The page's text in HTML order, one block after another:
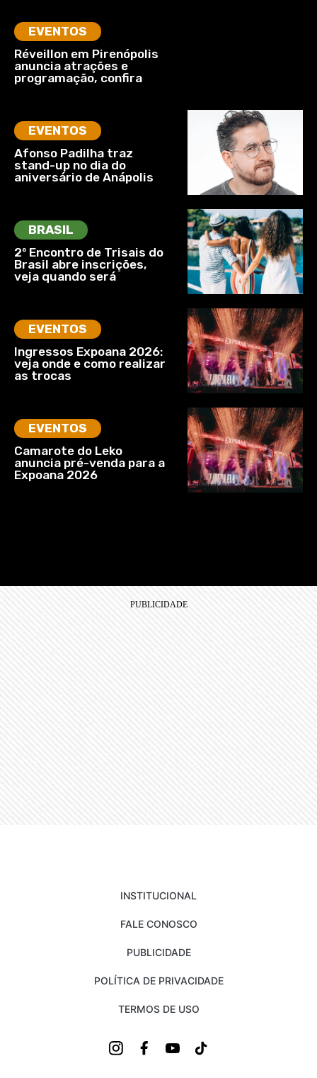
EVENTOS
Réveillon em Pirenópolis
anuncia atrações e
programação, confira
EVENTOS
Afonso Padilha traz
stand-up no dia do
aniversário de Anápolis
BRASIL
2º Encontro de Trisais do
Brasil abre inscrições,
veja quando será
EVENTOS
Ingressos Expoana 2026:
veja onde e como realizar
as trocas
EVENTOS
Camarote do Leko
anuncia pré-venda para a
Expoana 2026
INSTITUCIONAL
FALE CONOSCO
PUBLICIDADE
POLÍTICA DE PRIVACIDADE
TERMOS DE USO